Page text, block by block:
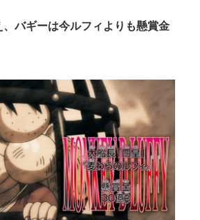
バギーは今ルフィよりも懸賞金